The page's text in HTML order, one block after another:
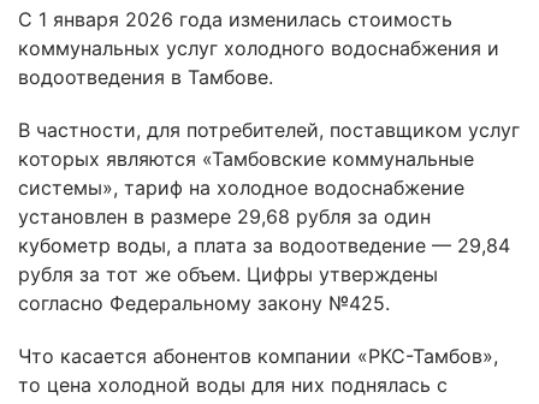
С 1 января 2026 года изменилась стоимость
коммунальных услуг холодного водоснабжения и
водоотведения в Тамбове.
В частности, для потребителей, поставщиком услуг
которых являются «Тамбовские коммунальные
системы», тариф на холодное водоснабжение
установлен в размере 29,68 рубля за один
кубометр воды, а плата за водоотведение — 29,84
рубля за тот же объем. Цифры утверждены
согласно Федеральному закону №425.
Что касается абонентов компании «РКС-Тамбов»,
то цена холодной воды для них поднялась с